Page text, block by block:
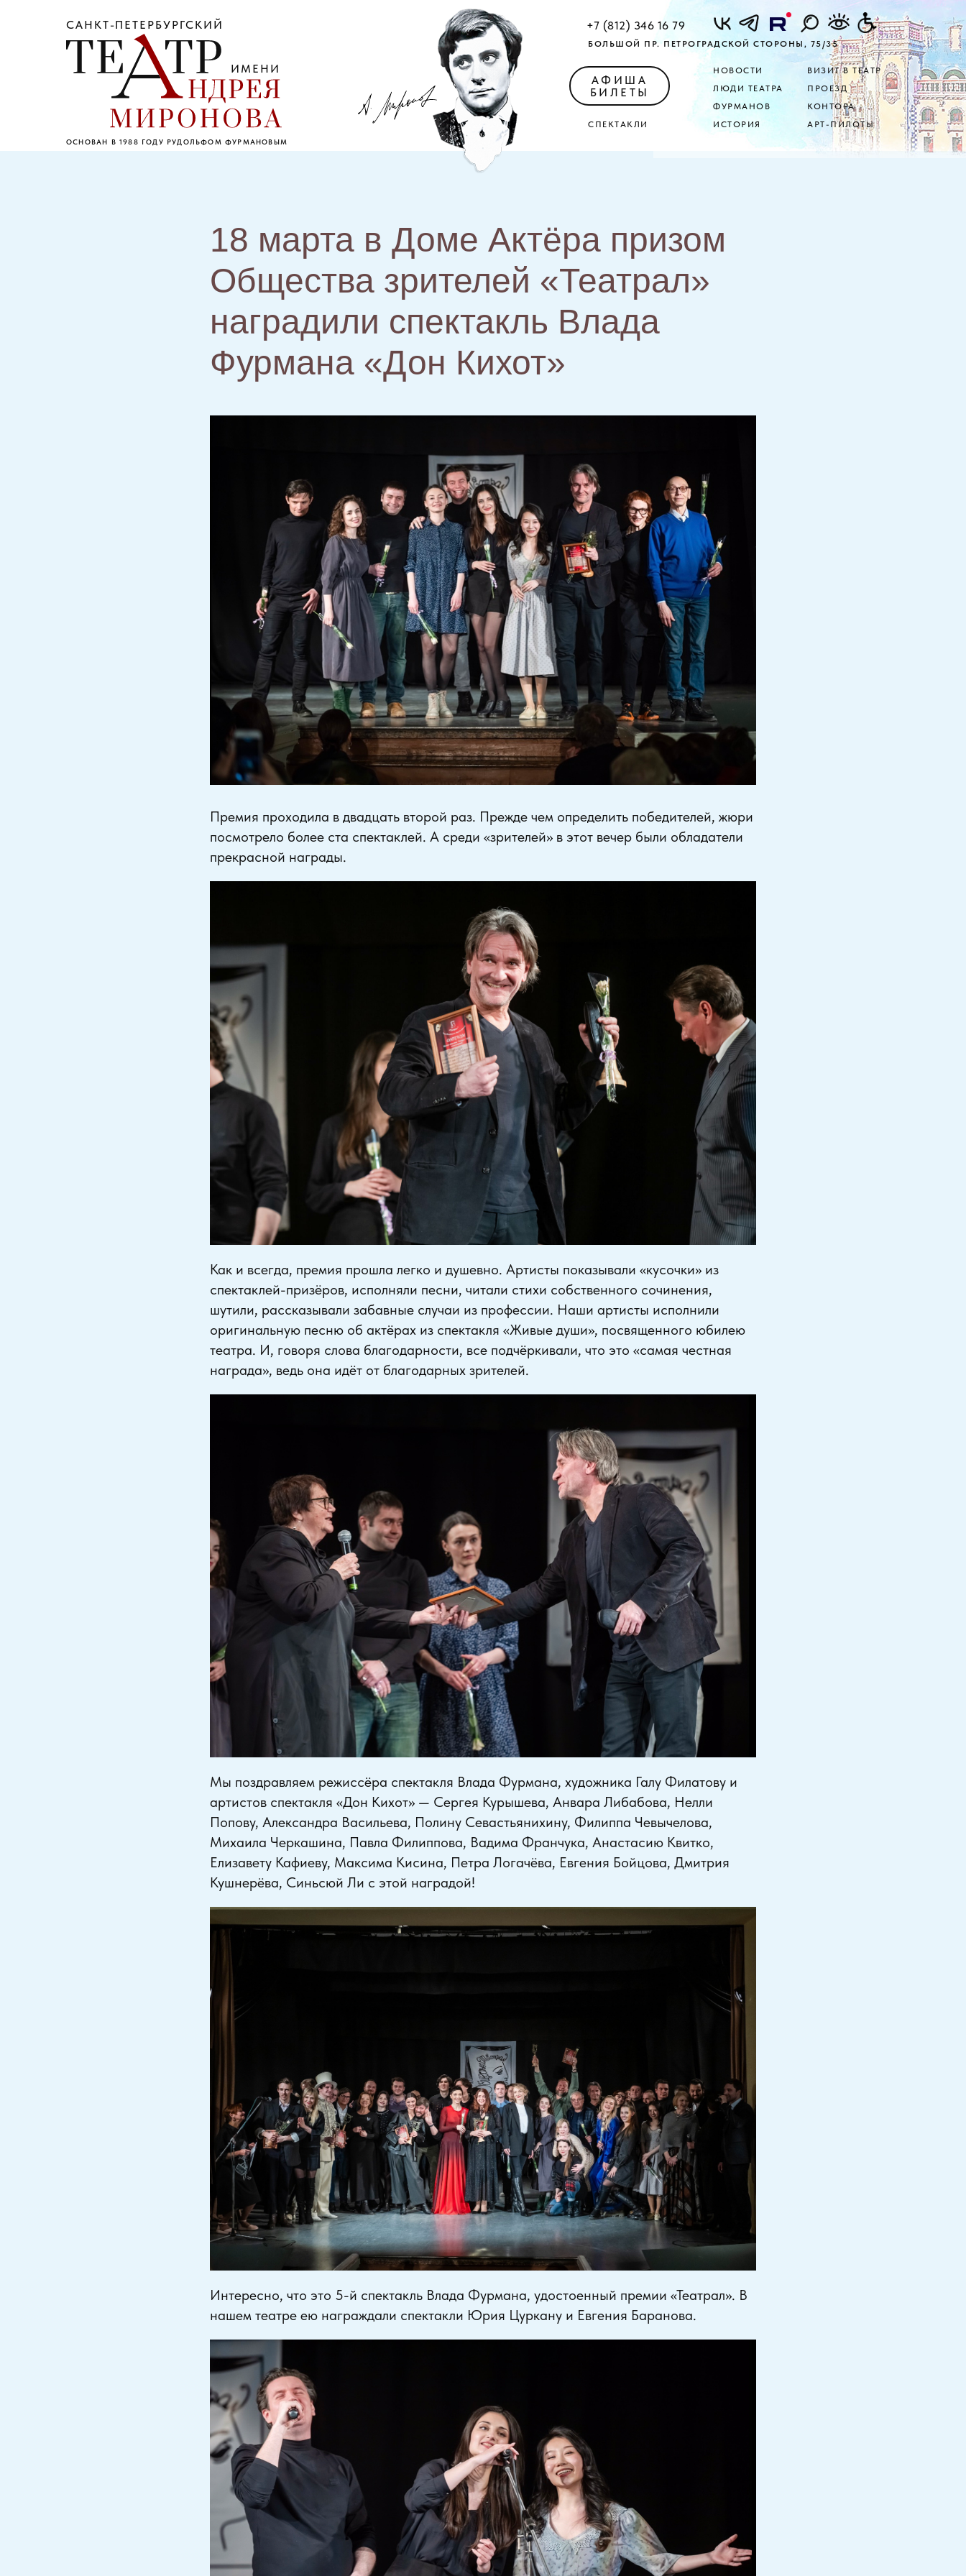
САНКТ-ПЕТЕРБУРГСКИЙ
ИМЕНИ
ОСНОВАН В 1988 ГОДУ РУДОЛЬФОМ ФУРМАНОВЫМ
+7 (812) 346 16 79
БОЛЬШОЙ ПР. ПЕТРОГРАДСКОЙ СТОРОНЫ, 75/35
АРТ-ПИЛОТЫ
КОНТОРА
ПРОЕЗД
ВИЗИТ В ТЕАТР
НОВОСТИ
ИСТОРИЯ
ФУРМАНОВ
ЛЮДИ ТЕАТРА
СПЕКТАКЛИ
АФИША
БИЛЕТЫ
18 марта в Доме Актёра призом
Общества зрителей «Театрал»
наградили спектакль Влада
Фурмана «Дон Кихот»
Премия проходила в двадцать второй раз. Прежде чем определить победителей, жюри
посмотрело более ста спектаклей. А среди «зрителей» в этот вечер были обладатели
прекрасной награды.
Как и всегда, премия прошла легко и душевно. Артисты показывали «кусочки» из
спектаклей-призёров, исполняли песни, читали стихи собственного сочинения,
шутили, рассказывали забавные случаи из профессии. Наши артисты исполнили
оригинальную песню об актёрах из спектакля «Живые души», посвященного юбилею
театра. И, говоря слова благодарности, все подчёркивали, что это «самая честная
награда», ведь она идёт от благодарных зрителей.
Мы поздравляем режиссёра спектакля Влада Фурмана, художника Галу Филатову и
артистов спектакля «Дон Кихот» — Сергея Курышева, Анвара Либабова, Нелли
Попову, Александра Васильева, Полину Севастьянихину, Филиппа Чевычелова,
Михаила Черкашина, Павла Филиппова, Вадима Франчука, Анастасию Квитко,
Елизавету Кафиеву, Максима Кисина, Петра Логачёва, Евгения Бойцова, Дмитрия
Кушнерёва, Синьсюй Ли с этой наградой!
Интересно, что это 5-й спектакль Влада Фурмана, удостоенный премии «Театрал». В
нашем театре ею награждали спектакли Юрия Цуркану и Евгения Баранова.